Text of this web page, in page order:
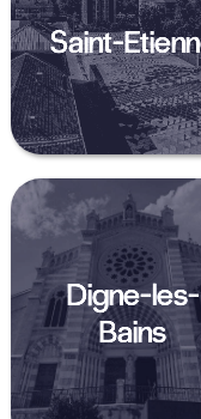
Saint-
Digne-les-
Bains